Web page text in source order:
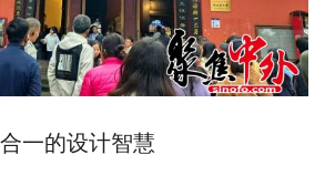
一的设计智慧